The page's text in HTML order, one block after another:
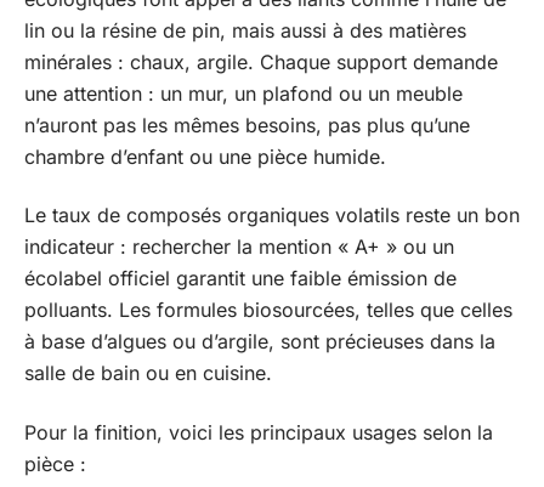
lin ou la résine de pin, mais aussi à des matières
minérales : chaux, argile. Chaque support demande
une attention : un mur, un plafond ou un meuble
n’auront pas les mêmes besoins, pas plus qu’une
chambre d’enfant ou une pièce humide.
Le taux de composés organiques volatils reste un bon
indicateur : rechercher la mention « A+ » ou un
écolabel officiel garantit une faible émission de
polluants. Les formules biosourcées, telles que celles
à base d’algues ou d’argile, sont précieuses dans la
salle de bain ou en cuisine.
Pour la finition, voici les principaux usages selon la
pièce :